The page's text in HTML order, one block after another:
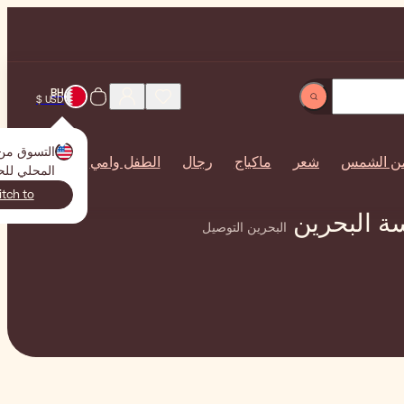
BH
USD $
التسوق
المحلي
to
الشمس شعر ماكياج رجال الطفل وأمي
البحرين البحرين التوصيل